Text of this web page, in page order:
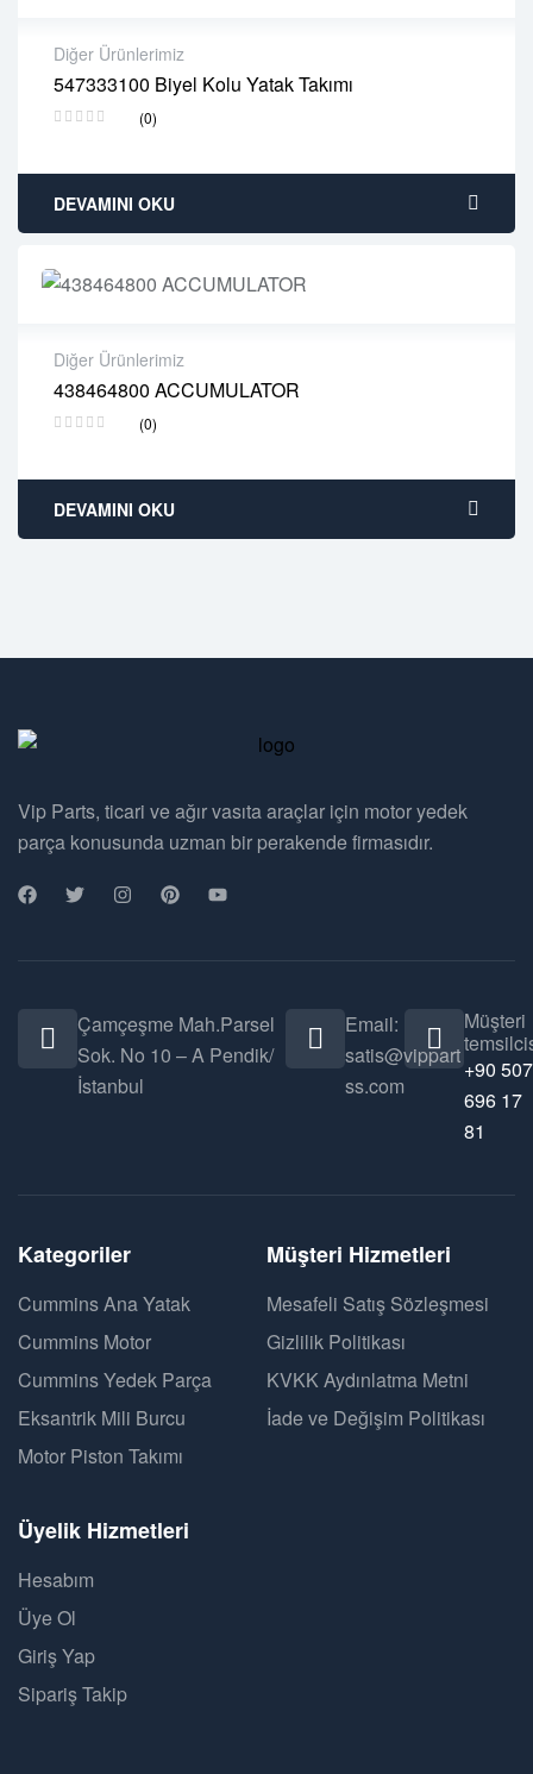
Diğer Ürünlerimiz
547333100 Biyel Kolu Yatak Takımı
(0)
2 years warranty
Delivery time: 1-2 business days
DEVAMINI OKU
Diğer Ürünlerimiz
438464800 ACCUMULATOR
(0)
2 years warranty
Delivery time: 1-2 business days
DEVAMINI OKU
Vip Parts, ticari ve ağır vasıta araçlar için motor yedek
parça konusunda uzman bir perakende firmasıdır.
Çamçeşme Mah.Parsel
Sok. No 10 – A Pendik/
İstanbul
Email:
satis@vippart
ss.com
Müşteri
+90 507
696 17
81
Kategoriler
Cummins Ana Yatak
Cummins Motor
Cummins Yedek Parça
Eksantrik Mili Burcu
Motor Piston Takımı
Müşteri Hizmetleri
Mesafeli Satış Sözleşmesi
Gizlilik Politikası
KVKK Aydınlatma Metni
İade ve Değişim Politikası
Üyelik Hizmetleri
Hesabım
Üye Ol
Giriş Yap
Sipariş Takip